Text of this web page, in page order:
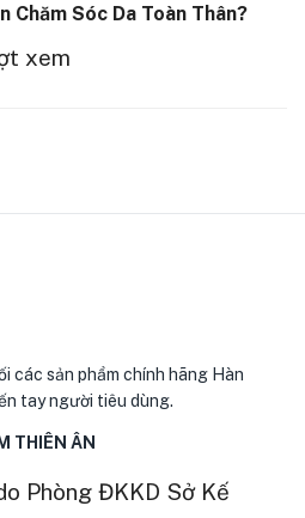
Chăm Sóc Da Toàn Thân?
xem
các sản phẩm chính hãng Hàn
tay người tiêu dùng.
THIÊN ÂN
Phòng ĐKKD Sở Kế